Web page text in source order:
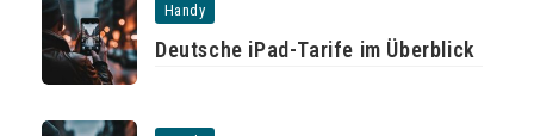
Handy
Deutsche iPad-Tarife im Überblick